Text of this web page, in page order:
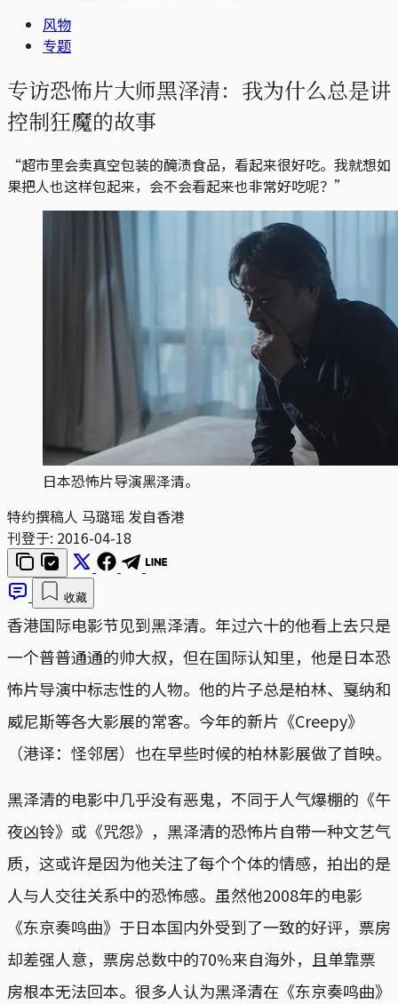
风物
专题
专访恐怖片大师黑泽清：我为什么总是讲
控制狂魔的故事
“超市里会卖真空包装的醃渍食品，看起来很好吃。我就想如
果把人也这样包起来，会不会看起来也非常好吃呢？”
日本恐怖片导演黑泽清。
特约撰稿人 马璐瑶 发自香港
刊登于: 2016-04-18
收藏
香港国际电影节见到黑泽清。年过六十的他看上去只是
一个普普通通的帅大叔，但在国际认知里，他是日本恐
怖片导演中标志性的人物。他的片子总是柏林、戛纳和
威尼斯等各大影展的常客。今年的新片《Creepy》
（港译：怪邻居）也在早些时候的柏林影展做了首映。
黑泽清的电影中几乎没有恶鬼，不同于人气爆棚的《午
夜凶铃》或《咒怨》，黑泽清的恐怖片自带一种文艺气
质，这或许是因为他关注了每个个体的情感，拍出的是
人与人交往关系中的恐怖感。虽然他2008年的电影
《东京奏鸣曲》于日本国内外受到了一致的好评，票房
却差强人意，票房总数中的70%来自海外，且单靠票
房根本无法回本。很多人认为黑泽清在《东京奏鸣曲》